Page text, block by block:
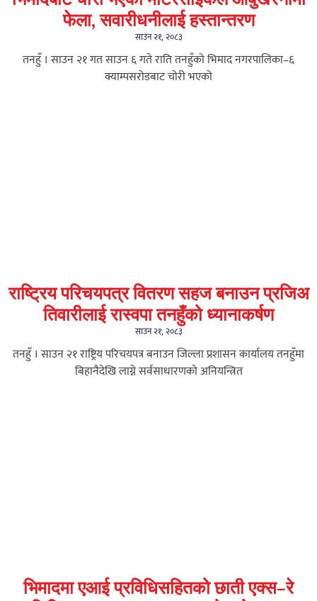
फेला, सवारीधनीलाई हस्तान्तरण
साउन २१, २०८३
तनहुँ । साउन २१ गत साउन ६ गते राति तनहुँको भिमाद नगरपालिका–६
क्याम्पसरोडबाट चोरी भएको
राष्ट्रिय परिचयपत्र वितरण सहज बनाउन प्रजिअ
तिवारीलाई रास्वपा तनहुँको ध्यानाकर्षण
साउन २१, २०८३
तनहुँ । साउन २१ राष्ट्रिय परिचयपत्र बनाउन जिल्ला प्रशासन कार्यालय तनहुँमा
बिहानैदेखि लाग्ने सर्वसाधारणको अनियन्त्रित
भिमादमा एआई प्रविधिसहितको छाती एक्स–रे